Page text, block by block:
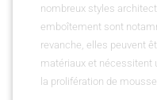
nombreux styles
emboîtement sont
revanche, elles peuvent
matériaux et nécessitent
la prolifération de